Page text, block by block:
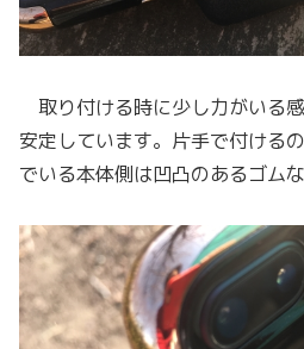
取り付ける時に少し力がいる
安定しています。片手で付ける
でいる本体側は凹凸のあるゴム